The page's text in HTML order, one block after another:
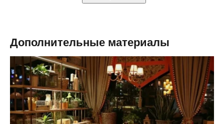
Дополнительные материалы